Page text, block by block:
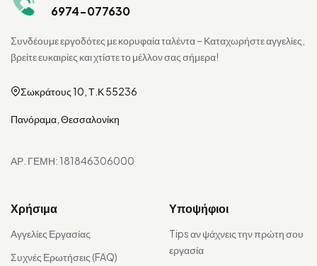
6974-077630
Συνδέουμε εργοδότες με κορυφαία ταλέντα – Καταχωρήστε αγγελίες,
βρείτε ευκαιρίες και χτίστε το μέλλον σας σήμερα!
Σωκράτους 10, Τ.Κ 55236
Πανόραμα, Θεσσαλονίκη
ΑΡ. ΓΕΜΗ: 181846306000
Χρήσιμα
Αγγελίες Εργασίας
Συχνές Ερωτήσεις (FAQ)
Υποψήφιοι
Tips αν ψάχνεις την πρώτη σου
εργασία